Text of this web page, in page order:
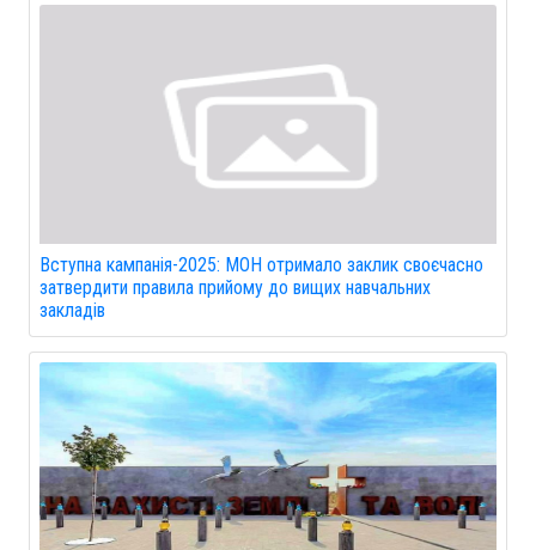
Вступна кампанія-2025: МОН отримало заклик своєчасно
затвердити правила прийому до вищих навчальних
закладів